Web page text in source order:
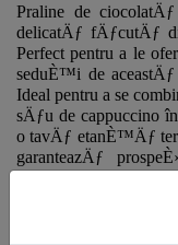
Praline de
delicatÄƒ fÄƒcutÄƒ
Perfect pentru a le
seduÈ™i de
Ideal pentru a se
sÄƒu de cappuccino
o tavÄƒ etanÈ™Äƒ
garanteazÄƒ